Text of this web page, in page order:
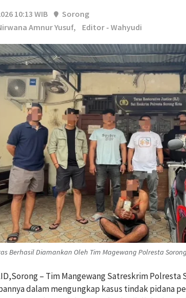
10:13 WIB
Sorong
Amnur Yusuf,
Editor - Wahyudi
Berhasil Diamankan Oleh Tim Magewang Polresta
– Tim Mangewang Satreskrim
dalam mengungkap kasus tindak pidana